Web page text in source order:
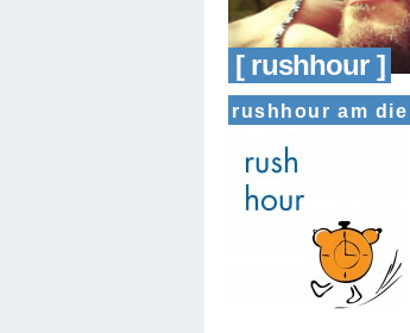
[ rushhour ]
rushhour am